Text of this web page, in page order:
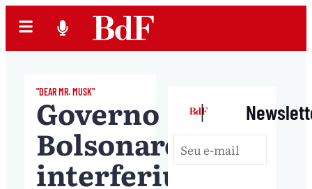
"DEAR MR. MUSK"
Governo
Bolsonaro
interferiu
|